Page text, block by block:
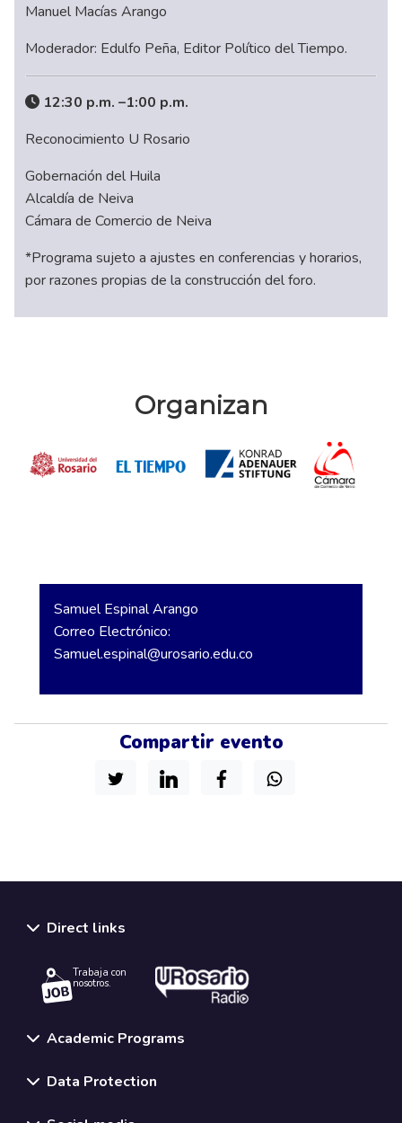
Samuel Espinal Arango
Correo Electrónico:
Samuel.espinal@urosario.edu.co
Compartir evento
Manuel Macías Arango
Moderador: Edulfo Peña, Editor Político del Tiempo.
12:30 p.m. –1:00 p.m.
Reconocimiento U Rosario
Gobernación del Huila
Alcaldía de Neiva
Cámara de Comercio de Neiva
*Programa sujeto a ajustes en conferencias y horarios,
por razones propias de la construcción del foro.
Organizan
Direct links
Trabaja con
nosotros.
Academic Programs
Data Protection